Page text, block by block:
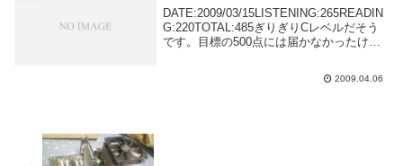
DATE:2009/03/15LISTENING:265READIN
G:220TOTAL:485ぎりぎりCレベルだそう
です。目標の500点には届かなかったけど
2009.04.06